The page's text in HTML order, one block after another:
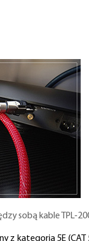
sobą kable TPL-
z kategorią 5E (CAT